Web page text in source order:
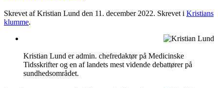
Skrevet af Kristian Lund den 11. december 2022. Skrevet i Kristians
klumme.
Kristian Lund er admin. chefredaktør på Medicinske
Tidsskrifter og en af landets mest vidende debattører på
sundhedsområdet.